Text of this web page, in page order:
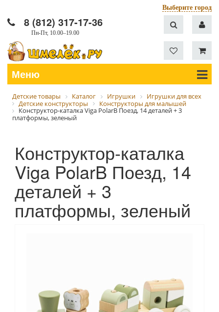
Выберите город
8 (812) 317-17-36
Пн-Пт, 10.00–19.00
Меню
Детские товары Каталог Игрушки
Игрушки для всех
Детские конструкторы
Конструкторы для малышей
Конструктор-каталка Viga PolarB Поезд, 14 деталей + 3
платформы, зеленый
Конструктор-каталка
Viga PolarB Поезд, 14
деталей + 3
платформы, зеленый